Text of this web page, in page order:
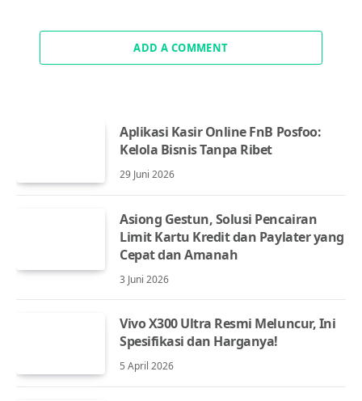
ADD A COMMENT
Aplikasi Kasir Online FnB Posfoo:
Kelola Bisnis Tanpa Ribet
29 Juni 2026
Asiong Gestun, Solusi Pencairan
Limit Kartu Kredit dan Paylater yang
Cepat dan Amanah
3 Juni 2026
Vivo X300 Ultra Resmi Meluncur, Ini
Spesifikasi dan Harganya!
5 April 2026